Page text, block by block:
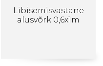
Libisemisvastane
alusvõrk 0,6x1m